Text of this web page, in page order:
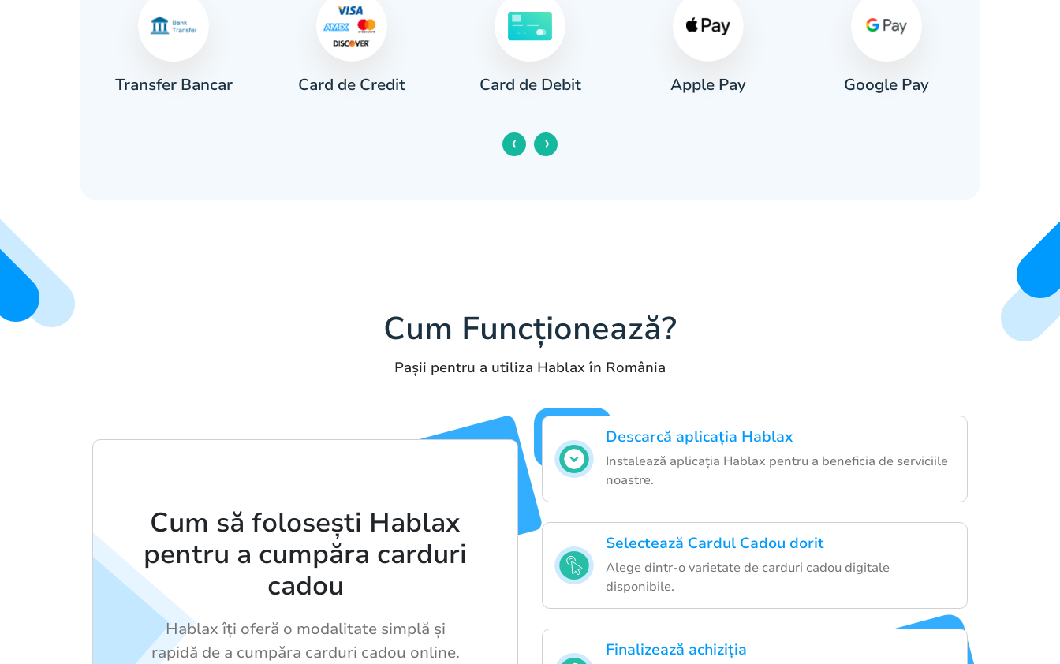
Transfer Bancar Card de Credit Card de Debit Apple Pay Google Pay
‹ ›
Cum Funcționează?
Pașii pentru a utiliza Hablax în România
Descarcă aplicația Hablax
Instalează aplicația Hablax pentru a beneficia de serviciile
noastre.
Selectează Cardul Cadou dorit
Alege dintr-o varietate de carduri cadou digitale
disponibile.
Finalizează achiziția
Cum să folosești Hablax
pentru a cumpăra carduri
cadou
Hablax îți oferă o modalitate simplă și
rapidă de a cumpăra carduri cadou online.